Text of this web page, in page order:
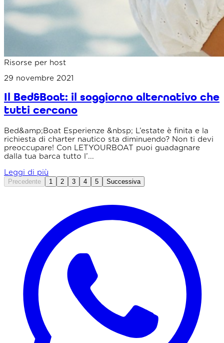
Risorse per host
29 novembre 2021
Il Bed&Boat: il soggiorno alternativo che
tutti cercano
Bed&amp;Boat Esperienze &nbsp; L’estate è finita e la
richiesta di charter nautico sta diminuendo? Non ti devi
preoccupare! Con LETYOURBOAT puoi guadagnare
dalla tua barca tutto l’...
Leggi di più
Precedente 1 2 3 4 5 Successiva